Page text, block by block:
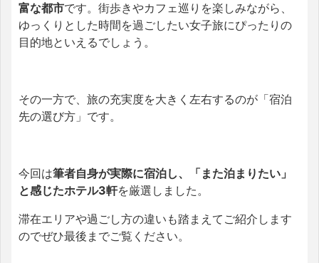
富な都市です。街歩きやカフェ巡りを楽しみながら、
ゆっくりとした時間を過ごしたい女子旅にぴったりの
目的地といえるでしょう。
その一方で、旅の充実度を大きく左右するのが「宿泊
先の選び方」です。
今回は筆者自身が実際に宿泊し、「また泊まりたい」
と感じたホテル3軒を厳選しました。
滞在エリアや過ごし方の違いも踏まえてご紹介します
のでぜひ最後までご覧ください。